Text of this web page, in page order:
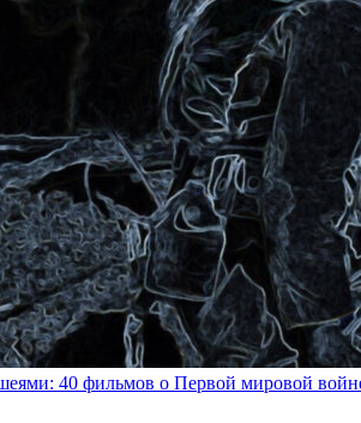
40 фильмов о Первой мировой